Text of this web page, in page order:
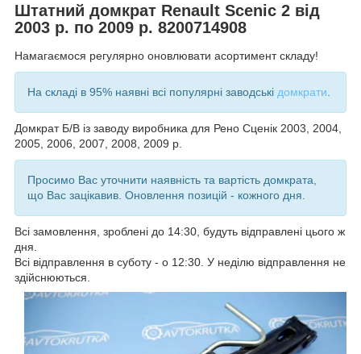
Штатний домкрат Renault Scenic 2 від
2003 р. по 2009 р. 8200714908
Намагаємося регулярно оновлювати асортимент складу!
На складі в 95% наявні всі популярні заводські домкрати.
Домкрат Б/В із заводу виробника для Рено Сценік 2003, 2004,
2005, 2006, 2007, 2008, 2009 р.
Просимо Вас уточнити наявність та вартість домкрата,
що Вас зацікавив. Оновлення позицій - кожного дня.
Всі замовлення, зроблені до 14:30, будуть відправлені цього ж
дня.
Всі відправлення в суботу - о 12:30. У неділю відправлення не
здійснюються.